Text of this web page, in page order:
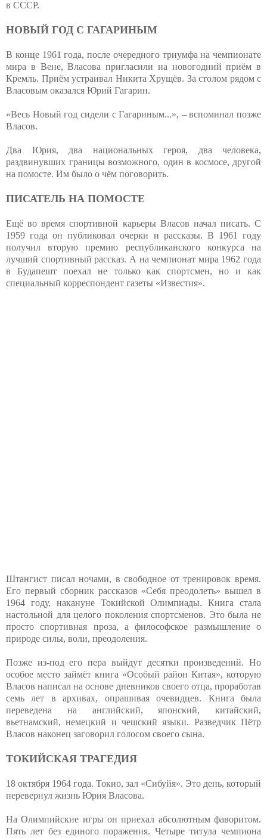
в СССР.
НОВЫЙ ГОД С ГАГАРИНЫМ
В конце 1961 года, после очередного триумфа на чемпионате
мира в Вене, Власова пригласили на новогодний приём в
Кремль. Приём устраивал Никита Хрущёв. За столом рядом с
Власовым оказался Юрий Гагарин.
«Весь Новый год сидели с Гагариным...», – вспоминал позже
Власов.
Два Юрия, два национальных героя, два человека,
раздвинувших границы возможного, один в космосе, другой
на помосте. Им было о чём поговорить.
ПИСАТЕЛЬ НА ПОМОСТЕ
Ещё во время спортивной карьеры Власов начал писать. С
1959 года он публиковал очерки и рассказы. В 1961 году
получил вторую премию республиканского конкурса на
лучший спортивный рассказ. А на чемпионат мира 1962 года
в Будапешт поехал не только как спортсмен, но и как
специальный корреспондент газеты «Известия».
Штангист писал ночами, в свободное от тренировок время.
Его первый сборник рассказов «Себя преодолеть» вышел в
1964 году, накануне Токийской Олимпиады. Книга стала
настольной для целого поколения спортсменов. Это была не
просто спортивная проза, а философское размышление о
природе силы, воли, преодоления.
Позже из-под его пера выйдут десятки произведений. Но
особое место займёт книга «Особый район Китая», которую
Власов написал на основе дневников своего отца, проработав
семь лет в архивах, опрашивая очевидцев. Книга была
переведена на английский, японский, китайский,
вьетнамский, немецкий и чешский языки. Разведчик Пётр
Власов наконец заговорил голосом своего сына.
ТОКИЙСКАЯ ТРАГЕДИЯ
18 октября 1964 года. Токио, зал «Сибуйя». Это день, который
перевернул жизнь Юрия Власова.
На Олимпийские игры он приехал абсолютным фаворитом.
Пять лет без единого поражения. Четыре титула чемпиона